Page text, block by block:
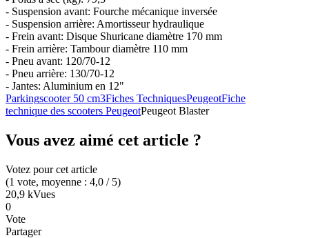
- Suspension avant: Fourche mécanique inversée
- Suspension arrière: Amortisseur hydraulique
- Frein avant: Disque Shuricane diamètre 170 mm
- Frein arrière: Tambour diamètre 110 mm
- Pneu avant: 120/70-12
- Pneu arrière: 130/70-12
- Jantes: Aluminium en 12"
Parkingscooter 50 cm3Fiches TechniquesPeugeotFiche
technique des scooters PeugeotPeugeot Blaster
Vous avez aimé cet article ?
Votez pour cet article
(1 vote, moyenne : 4,0 / 5)
20,9 kVues
0
Vote
Partager